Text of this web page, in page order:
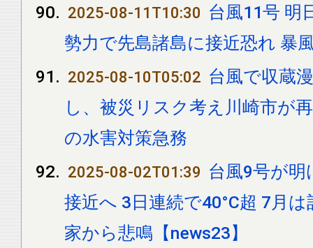
2025-08-11T10:30 台風11号 明
勢力で先島諸島に接近恐れ 暴
2025-08-10T05:02 台風で収蔵
し、被災リスク考え川崎市が
の水害対策急務
2025-08-02T01:39 台風9号が
接近へ 3日連続で40°C超 7月
家から悲鳴【news23】